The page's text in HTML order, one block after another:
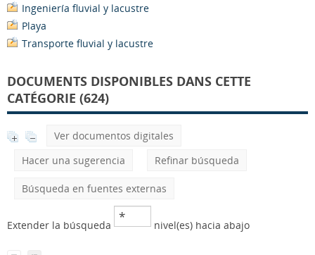
Ingeniería fluvial y lacustre
Playa
Transporte fluvial y lacustre
DOCUMENTS DISPONIBLES DANS CETTE
CATÉGORIE (624)
Ver documentos digitales
Hacer una sugerencia
Refinar búsqueda
Búsqueda en fuentes externas
Extender la búsqueda nivel(es) hacia abajo